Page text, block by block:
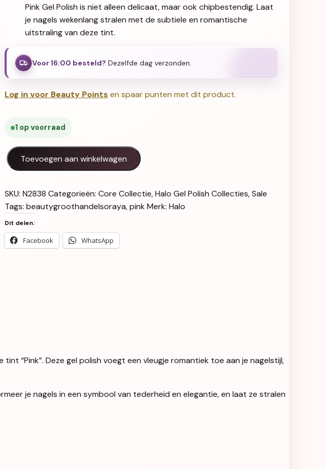
Pink Gel Polish is niet alleen delicaat, maar ook chipbestendig. Laat
je nagels wekenlang stralen met de subtiele en romantische
uitstraling van deze tint.
Voor 16:00 besteld? Dezelfde dag verzonden.
Log in voor Beauty Points en spaar punten met dit product.
1 op voorraad
Halo Gel Polish 8ml Pink Hema-Vrij aantal
Toevoegen aan winkelwagen
SKU: N2838 Categorieën: Core Collectie,Halo Gel Polish Collecties,Sale
Tags: beautygroothandelsoraya,pinkMerk: Halo
Dit delen:
Facebook WhatsApp
“Pink”. Deze gel polish voegt een vleugje romantiek toe aan je nagelstijl,
je nagels in een symbool van tederheid en elegantie, en laat ze stralen